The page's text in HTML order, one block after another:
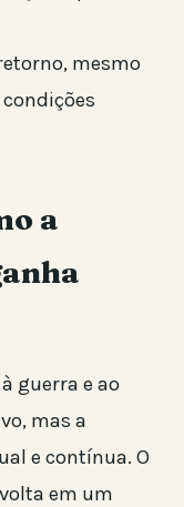
mesmo
a
guerra e ao
mas a
e contínua. O
em um